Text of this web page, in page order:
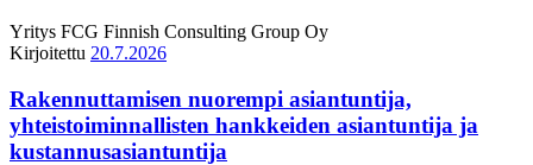
Yritys FCG Finnish Consulting Group Oy
Kirjoitettu 20.7.2026
Rakennuttamisen nuorempi asiantuntija,
yhteistoiminnallisten hankkeiden asiantuntija ja
kustannusasiantuntija